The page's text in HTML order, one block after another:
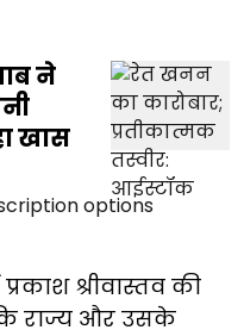
ने
खास
श्रीवास्तव की
राज्य और उसके